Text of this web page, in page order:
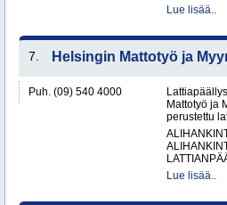
Lue lisää..
7. Helsingin Mattotyö ja
Puh. (09) 540 4000
Mattotyö ja
perustettu
Lue lisää..